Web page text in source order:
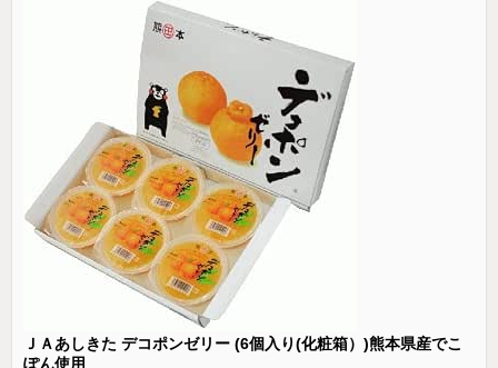
ＪＡあしきた デコポンゼリー (6個入り(化粧箱）)熊本県産でこ
ぽん使用